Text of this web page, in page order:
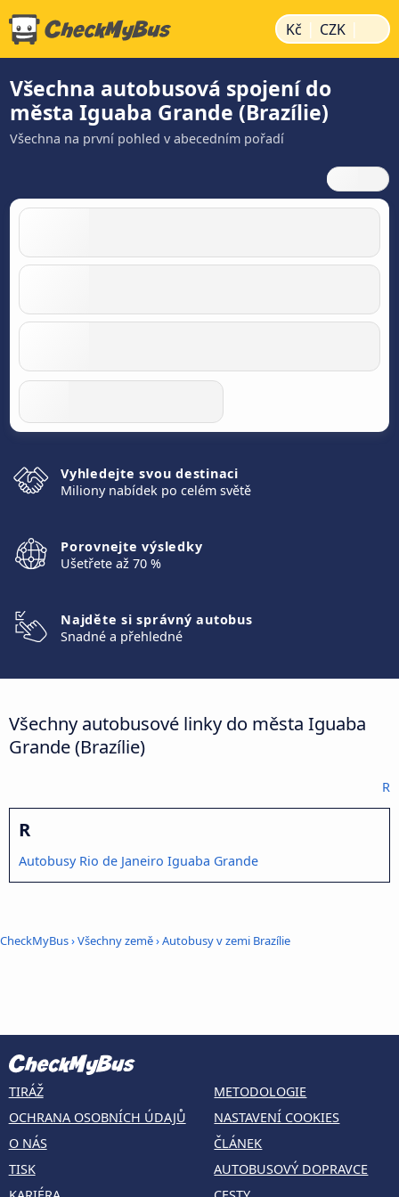
Kč | CZK |
Všechna autobusová spojení do
města Iguaba Grande (Brazílie)
Všechna na první pohled v abecedním pořadí
Vyhledejte svou destinaci
Miliony nabídek po celém světě
Porovnejte výsledky
Ušetřete až 70 %
Najděte si správný autobus
Snadné a přehledné
Všechny autobusové linky do města Iguaba
Grande (Brazílie)
R
R
Autobusy Rio de Janeiro Iguaba Grande
CheckMyBus›Všechny země›Autobusy v zemi Brazílie
TIRÁŽ
OCHRANA OSOBNÍCH ÚDAJŮ
O NÁS
TISK
METODOLOGIE
NASTAVENÍ COOKIES
ČLÁNEK
AUTOBUSOVÝ DOPRAVCE